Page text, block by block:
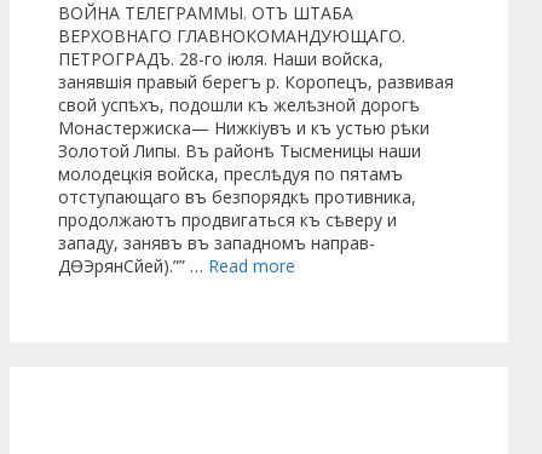
ВОЙНА ТЕЛЕГРАММЫ. ОТЪ ШТАБА
ВЕРХОВНАГО ГЛАВНОКОМАНДУЮЩАГО.
ПЕТРОГРАДЪ. 28-го іюля. Наши войска,
занявшія правый берегъ р. Коропецъ, развивая
свой успѣхъ, подошли къ желѣзной дорогѣ
Монастержиска— Нижкіувъ и къ устью рѣки
Золотой Липы. Въ районѣ Тысменицы наши
молодецкія войска, преслѣдуя по пятамъ
отступающаго въ безпорядкѣ противника,
продолжаютъ продвигаться къ сѣверу и
западу, занявъ въ западномъ направ-
ДѲЭрянСйей).”” … Read more